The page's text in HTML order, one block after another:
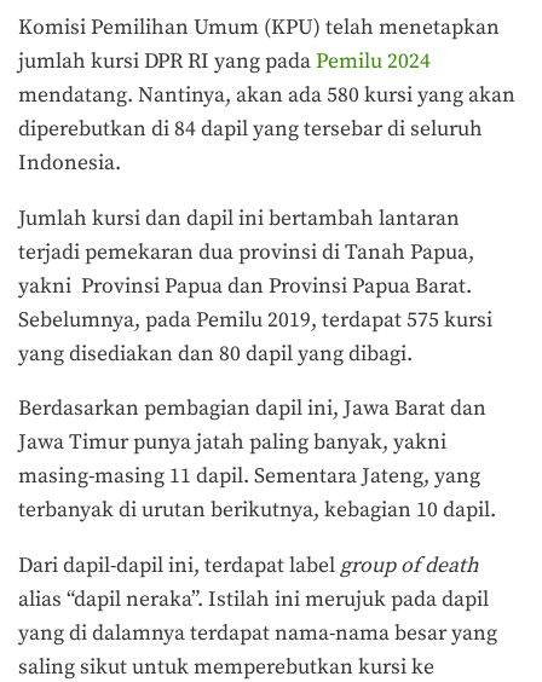
Komisi Pemilihan Umum (KPU) telah menetapkan
jumlah kursi DPR RI yang padaPemilu 2024
mendatang. Nantinya, akan ada 580 kursi yang akan
diperebutkan di 84 dapil yang tersebar di seluruh
Indonesia.
Jumlah kursi dan dapil ini bertambah lantaran
terjadi pemekaran dua provinsi di Tanah Papua,
yakni Provinsi Papua dan Provinsi Papua Barat.
Sebelumnya, pada Pemilu 2019, terdapat 575 kursi
yang disediakan dan 80 dapil yang dibagi.
Berdasarkan pembagian dapil ini, Jawa Barat dan
Jawa Timur punya jatah paling banyak, yakni
masing-masing 11 dapil. Sementara Jateng, yang
terbanyak di urutan berikutnya, kebagian 10 dapil.
Dari dapil-dapil ini, terdapat label group of death
alias “dapil neraka”. Istilah ini merujuk pada dapil
yang di dalamnya terdapat nama-nama besar yang
saling sikut untuk memperebutkan kursi ke